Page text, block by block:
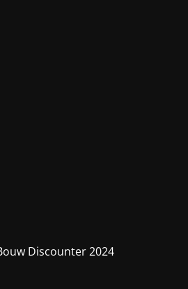
Discounter 2024